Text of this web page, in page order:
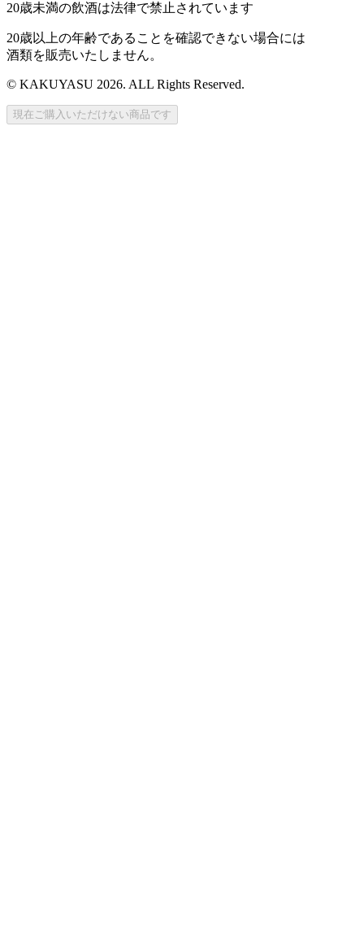
20歳未満の飲酒は法律で禁止されています
20歳以上の年齢であることを確認できない場合には
酒類を販売いたしません。
© KAKUYASU 2026. ALL Rights Reserved.
現在ご購入いただけない商品です